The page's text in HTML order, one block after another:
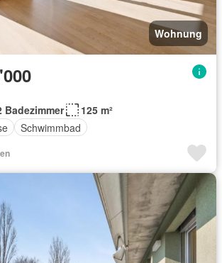
Wohnung
Badezimmer
125 m²
Schwimmbad